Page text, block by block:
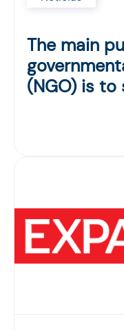
The main
(NGO) is to